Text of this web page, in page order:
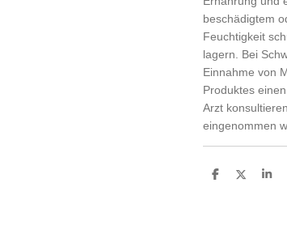
beschädigtem
Feuchtigkeit
lagern. Bei
Einnahme von
Produktes
Arzt
eingenommen
T
T
T